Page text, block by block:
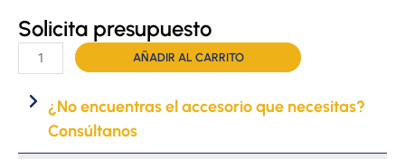
Solicita presupuesto
Patuco
antiescaras
antialérgico
Suapel
AÑADIR AL CARRITO
¿No encuentras el accesorio que necesitas?
Consúltanos